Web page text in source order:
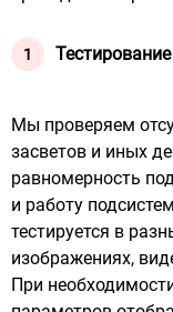
Мы проверяем
засветов и иных
равномерность
и работу
тестируется в
изображениях,
При